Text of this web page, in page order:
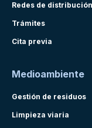
Redes de distribución
Trámites
Cita previa
Medioambiente
Gestión de residuos
Limpieza viaria